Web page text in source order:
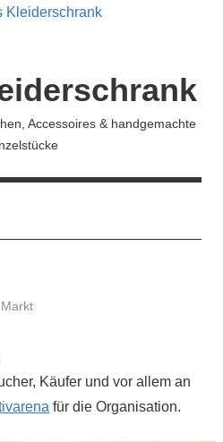
Accessoires & handgemachte
Markt
Käufer und vor allem an
für die Organisation.